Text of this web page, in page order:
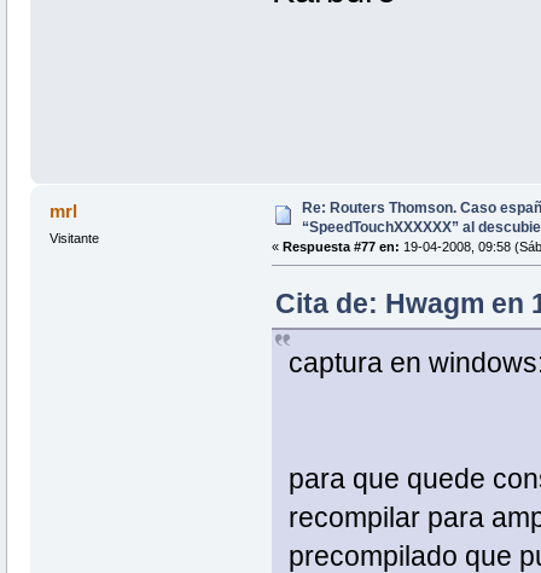
mrl
Visitante
Re: Routers Thomson. Caso
“SpeedTouchXXXXXX” al
« Respuesta #77 en: 19-04-2008, 09:58
Cita de: Hwagm en
captura en
para que quede
recompilar para
precompilado que